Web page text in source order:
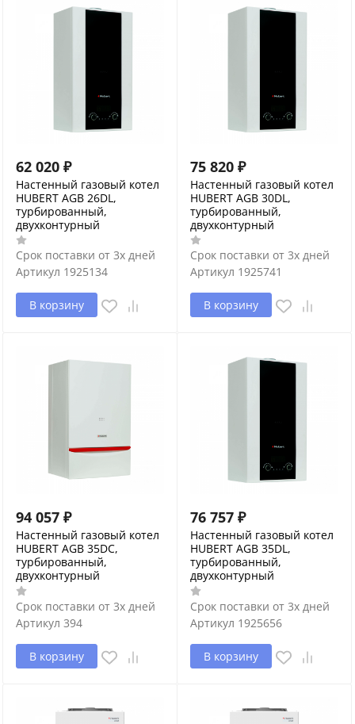
62 020 ₽
Настенный газовый котел
HUBERT AGB 26DL,
турбированный,
двухконтурный
Срок поставки от 3х дней
Артикул 1925134
В корзину
75 820 ₽
Настенный газовый котел
HUBERT AGB 30DL,
турбированный,
двухконтурный
Срок поставки от 3х дней
Артикул 1925741
В корзину
94 057 ₽
Настенный газовый котел
HUBERT AGB 35DC,
турбированный,
двухконтурный
Срок поставки от 3х дней
Артикул 394
В корзину
76 757 ₽
Настенный газовый котел
HUBERT AGB 35DL,
турбированный,
двухконтурный
Срок поставки от 3х дней
Артикул 1925656
В корзину